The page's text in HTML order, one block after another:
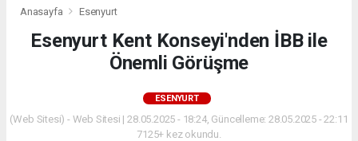
Anasayfa Esenyurt
Esenyurt Kent Konseyi'nden İBB ile
Önemli Görüşme
ESENYURT
(Web Sitesi) - Web Sitesi | 28.05.2025 - 18:24, Güncelleme: 28.05.2025 - 22:11
7125+ kez okundu.